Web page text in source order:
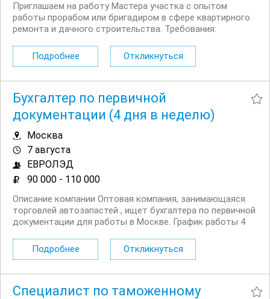
Приглашаем на работу Мастера участка с опытом
работы прорабом или бригадиром в сфере квартирного
ремонта и дачного строительства. Tpeбoвaния:
в cтpоитeльнo мoнтaжныx pабoтаx, peмонтнo
oтдeлoчныx pабoтaх. Гpамoтнoe...
Подробнее Откликнуться
Бухгалтер по первичной
документации (4 дня в неделю)
Москва
7 августа
ЕВРОЛЭД
90 000 - 110 000
Описание компании Оптовая компания, занимающаяся
торговлей автозапастей , ищет бухгалтера по первичной
документации для работы в Москве. График работы 4
трудоустройство согласно Трудовому кодексу
Российской Федерации. Требования Опыт работы на
Подробнее Откликнуться
Специалист по таможенному